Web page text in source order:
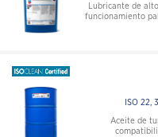
Lubricante de
funcionamiento
ISO 22,
Aceite de